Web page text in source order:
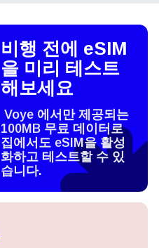
비행 전에 eSIM
을 미리 테스트
해보세요
Voye 에서만 제공되는
100MB 무료 데이터로
집에서도 eSIM을 활성
화하고 테스트할 수 있
습니다.